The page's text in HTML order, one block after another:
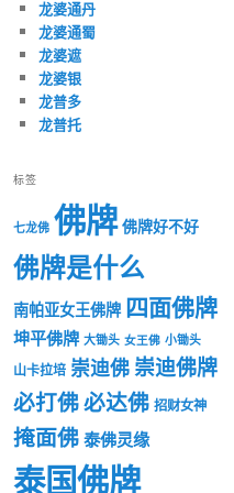
龙婆通丹
龙婆通蜀
龙婆遮
龙婆银
龙普多
龙普托
标签
七龙佛 佛牌 佛牌好不好
佛牌是什么
南帕亚女王佛牌 四面佛牌
坤平佛牌 大锄头 女王佛 小锄头
山卡拉培 崇迪佛崇迪佛牌
必打佛必达佛 招财女神
掩面佛泰佛灵缘
泰国佛牌